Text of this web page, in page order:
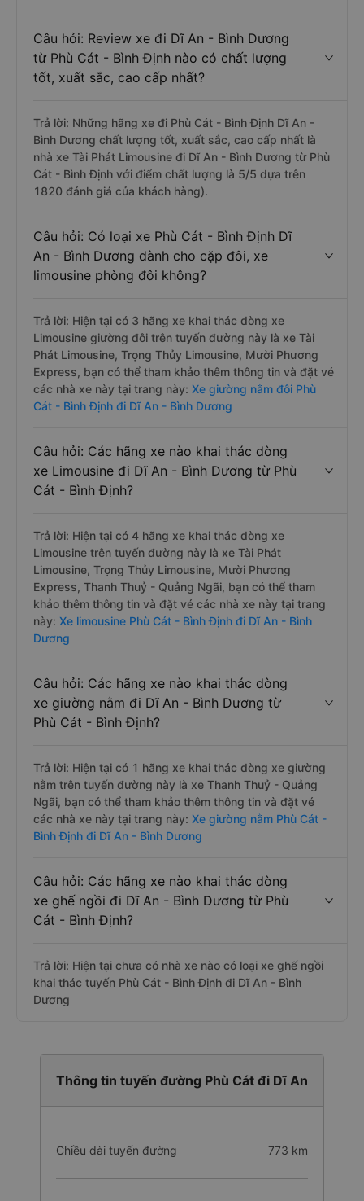
Trả lời: Chuyến xe có giờ xuất phát trễ (muộn) nhất là
vào lúc 22:15 là của nhà xe Tài Phát Limousine.
từ Phù Cát - Bình Định nào có chất lượng
tốt, xuất sắc, cao cấp nhất?
Trả lời: Những hãng xe đi Phù Cát - Bình Định Dĩ An -
Bình Dương chất lượng tốt, xuất sắc, cao cấp nhất là
Cát - Bình Định với điểm chất lượng là 5/5 dựa trên
1820 đánh giá của khách hàng).
An - Bình Dương dành cho cặp đôi, xe
limousine phòng đôi không?
Trả lời: Hiện tại có 3 hãng xe khai thác dòng xe
Limousine giường đôi trên tuyến đường này là xe Tài
Phát Limousine, Trọng Thủy Limousine, Mười Phương
các nhà xe này tại trang này: Xe giường nằm đôi Phù
Cát - Bình Định đi Dĩ An - Bình Dương
xe Limousine đi Dĩ An - Bình Dương từ Phù
Cát - Bình Định?
Trả lời: Hiện tại có 4 hãng xe khai thác dòng xe
Limousine trên tuyến đường này là xe Tài Phát
Limousine, Trọng Thủy Limousine, Mười Phương
Express, Thanh Thuỷ - Quảng Ngãi, bạn có thể tham
này:Xe limousine Phù Cát - Bình Định đi Dĩ An - Bình
Dương
xe giường nằm đi Dĩ An - Bình Dương từ
Phù Cát - Bình Định?
Trả lời: Hiện tại có 1 hãng xe khai thác dòng xe giường
nằm trên tuyến đường này là xe Thanh Thuỷ - Quảng
các nhà xe này tại trang này:Xe giường nằm Phù Cát -
Bình Định đi Dĩ An - Bình Dương
xe ghế ngồi đi Dĩ An - Bình Dương từ Phù
Cát - Bình Định?
Dương